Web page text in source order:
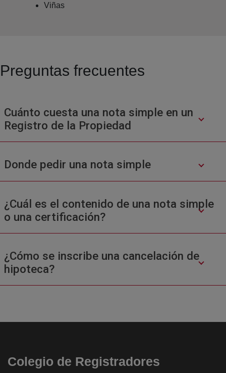
Viñas
Preguntas frecuentes
Cuánto cuesta una nota simple en un
Registro de la Propiedad
Donde pedir una nota simple
¿Cuál es el contenido de una nota simple
o una certificación?
¿Cómo se inscribe una cancelación de
hipoteca?
Colegio de Registradores